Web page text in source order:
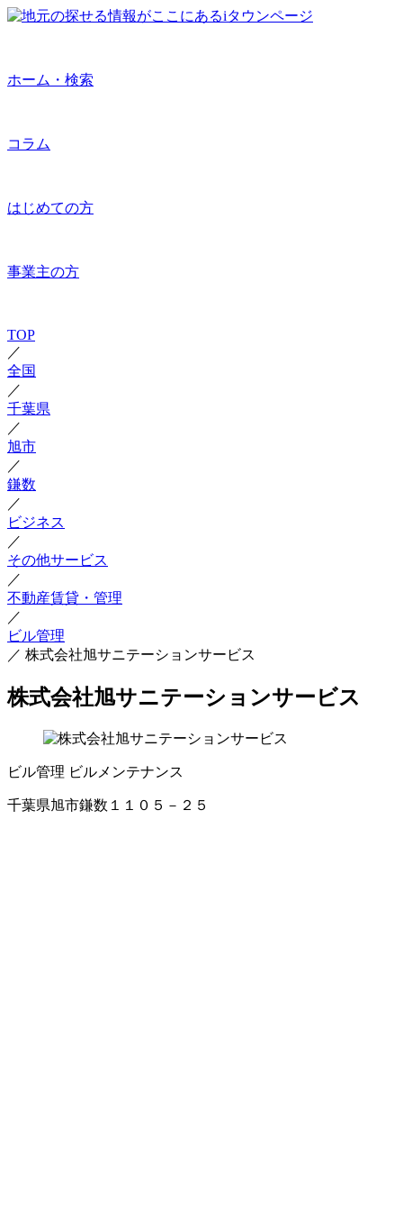
ホーム・検索
コラム
はじめての方
事業主の方
TOP
／
全国
／
千葉県
／
旭市
／
鎌数
／
ビジネス
／
その他サービス
／
不動産賃貸・管理
／
ビル管理
／ 株式会社旭サニテーションサービス
株式会社旭サニテーションサービス
ビル管理 ビルメンテナンス
千葉県旭市鎌数１１０５－２５